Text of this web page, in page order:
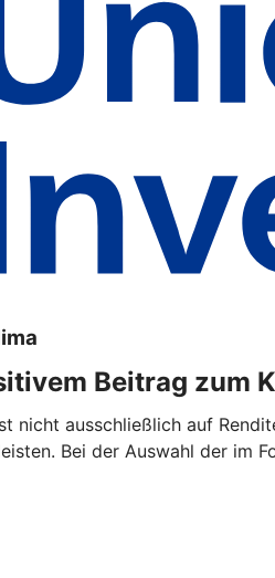
Beitrag zum
nicht ausschließlich auf
Bei der Auswahl der im